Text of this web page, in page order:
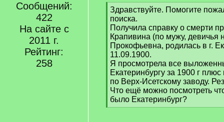
Сообщений:
422
На сайте с
2011 г.
Рейтинг:
258
[
q
]
Здравствуйте. Помогите
поиска.
Получила справку о смерти
Крапивина (по мужу, девичья
Прокофьевна, родилась в г.
11.09.1900.
Я просмотрела все
Екатеринбургу за 1900 г
по Верх-Исетскому заводу.
Что ещё можно посмотреть
было Екатеринбург?
[